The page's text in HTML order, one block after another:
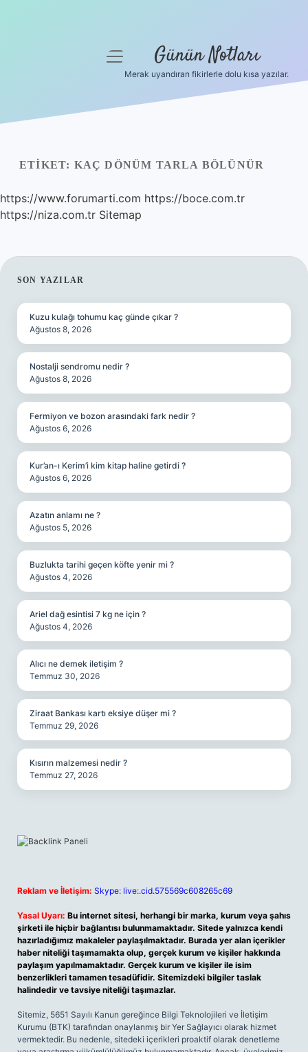
Yasal Uyarı
Hakkımızda
menüyü
Günün Notları
Merak uyandıran fikirlerle dolu kısa yazılar.
ETIKET: KAÇ DÖNÜM TARLA BÖLÜNÜR
https://www.forumarti.com https://boce.com.tr
https://niza.com.tr Sitemap
SIDEBAR
SON YAZILAR
Kuzu kulağı tohumu kaç günde çıkar ?
Ağustos 8, 2026
Nostalji sendromu nedir ?
Ağustos 8, 2026
Fermiyon ve bozon arasındaki fark nedir ?
Ağustos 6, 2026
Kur’an-ı Kerim’i kim kitap haline getirdi ?
Ağustos 6, 2026
Azatın anlamı ne ?
Ağustos 5, 2026
Buzlukta tarihi geçen köfte yenir mi ?
Ağustos 4, 2026
Ariel dağ esintisi 7 kg ne için ?
Ağustos 4, 2026
Alıcı ne demek iletişim ?
Temmuz 30, 2026
Ziraat Bankası kartı eksiye düşer mi ?
Temmuz 29, 2026
Kısırın malzemesi nedir ?
Temmuz 27, 2026
Reklam ve İletişim: Skype: live:.cid.575569c608265c69
Yasal Uyarı: Bu internet sitesi, herhangi bir marka, kurum veya şahıs
şirketi ile hiçbir bağlantısı bulunmamaktadır. Sitede yalnızca kendi
hazırladığımız makaleler paylaşılmaktadır. Burada yer alan içerikler
haber niteliği taşımamakta olup, gerçek kurum ve kişiler hakkında
paylaşım yapılmamaktadır. Gerçek kurum ve kişiler ile isim
benzerlikleri tamamen tesadüfidir. Sitemizdeki bilgiler taslak
halindedir ve tavsiye niteliği taşımazlar.
Sitemiz, 5651 Sayılı Kanun gereğince Bilgi Teknolojileri ve İletişim
Kurumu (BTK) tarafından onaylanmış bir Yer Sağlayıcı olarak hizmet
vermektedir. Bu nedenle, sitedeki içerikleri proaktif olarak denetleme